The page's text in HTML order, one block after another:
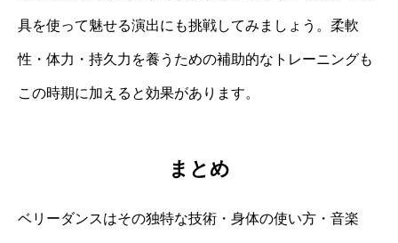
具を使って魅せる演出にも挑戦してみましょう。柔軟
性・体力・持久力を養うための補助的なトレーニングも
この時期に加えると効果があります。
まとめ
ベリーダンスはその独特な技術・身体の使い方・音楽